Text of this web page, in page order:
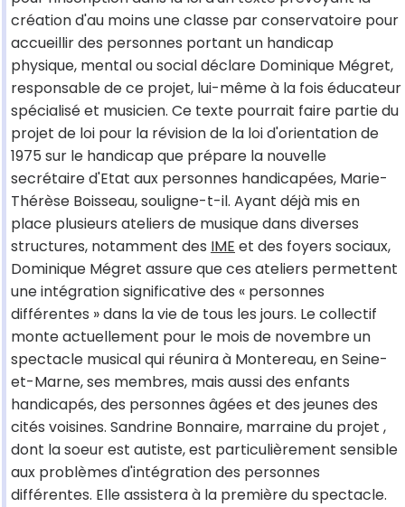
création d'au moins une classe par conservatoire pour
accueillir des personnes portant un handicap
physique, mental ou social déclare Dominique Mégret,
responsable de ce projet, lui-même à la fois éducateur
spécialisé et musicien. Ce texte pourrait faire partie du
projet de loi pour la révision de la loi d'orientation de
1975 sur le handicap que prépare la nouvelle
secrétaire d'Etat aux personnes handicapées, Marie-
Thérèse Boisseau, souligne-t-il. Ayant déjà mis en
place plusieurs ateliers de musique dans diverses
structures, notamment des IME et des foyers sociaux,
Dominique Mégret assure que ces ateliers permettent
une intégration significative des « personnes
différentes » dans la vie de tous les jours. Le collectif
monte actuellement pour le mois de novembre un
spectacle musical qui réunira à Montereau, en Seine-
et-Marne, ses membres, mais aussi des enfants
handicapés, des personnes âgées et des jeunes des
cités voisines. Sandrine Bonnaire, marraine du projet ,
dont la soeur est autiste, est particulièrement sensible
aux problèmes d'intégration des personnes
différentes. Elle assistera à la première du spectacle.